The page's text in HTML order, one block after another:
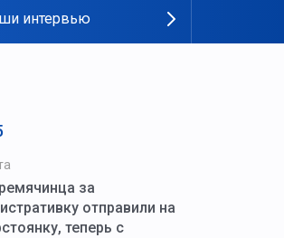
интервью
за
отправили на
теперь с